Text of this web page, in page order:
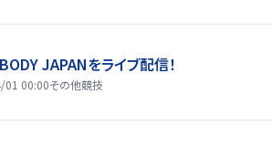
JAPANをライブ配信！
01 00:00その他競技